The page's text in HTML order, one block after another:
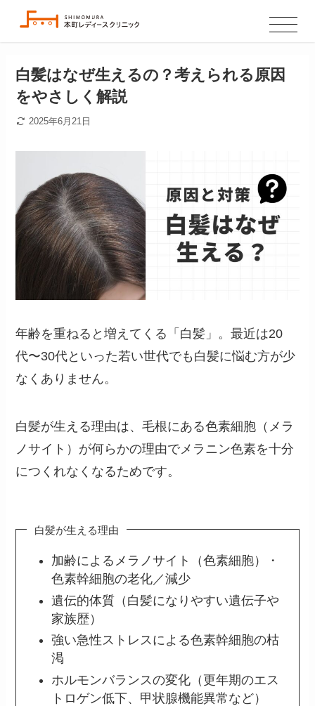
白髪はなぜ生えるの？考えられる原因
をやさしく解説
2025年6月21日
年齢を重ねると増えてくる「白髪」。最近は20
代〜30代といった若い世代でも白髪に悩む方が少
なくありません。
白髪が生える理由は、毛根にある色素細胞（メラ
ノサイト）が何らかの理由でメラニン色素を十分
につくれなくなるためです。
白髪が生える理由
加齢によるメラノサイト（色素細胞）・
色素幹細胞の老化／減少
遺伝的体質（白髪になりやすい遺伝子や
家族歴）
強い急性ストレスによる色素幹細胞の枯
渇
ホルモンバランスの変化（更年期のエス
トロゲン低下、甲状腺機能異常など）